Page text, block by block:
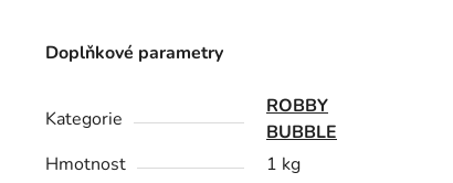
Doplňkové parametry
Kategorie
ROBBY
BUBBLE
Hmotnost
1 kg